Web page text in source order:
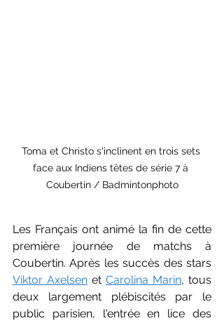
Toma et Christo s'inclinent en trois sets
face aux Indiens têtes de série 7 à
Coubertin / Badmintonphoto
Les Français ont animé la fin de cette
première journée de matchs à
Viktor Axelsen et Carolina Marin, tous
deux largement plébiscités par le
public parisien, l'entrée en lice des